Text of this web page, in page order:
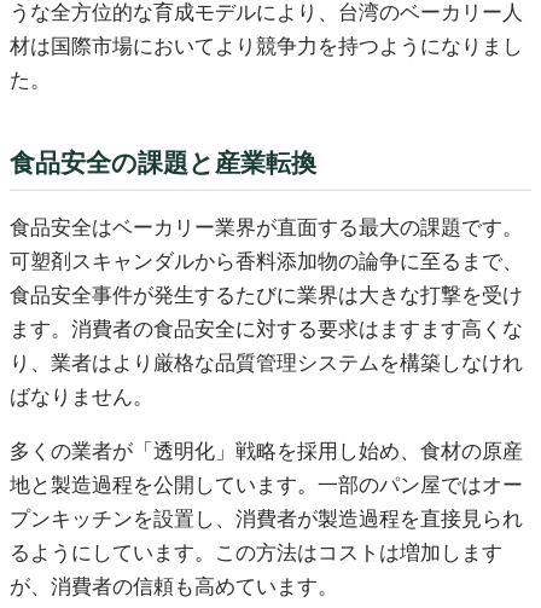
うな全方位的な育成モデルにより、台湾のベーカリー人
材は国際市場においてより競争力を持つようになりまし
た。
食品安全の課題と産業転換
食品安全はベーカリー業界が直面する最大の課題です。
可塑剤スキャンダルから香料添加物の論争に至るまで、
食品安全事件が発生するたびに業界は大きな打撃を受け
ます。消費者の食品安全に対する要求はますます高くな
り、業者はより厳格な品質管理システムを構築しなけれ
ばなりません。
多くの業者が「透明化」戦略を採用し始め、食材の原産
地と製造過程を公開しています。一部のパン屋ではオー
プンキッチンを設置し、消費者が製造過程を直接見られ
るようにしています。この方法はコストは増加します
が、消費者の信頼も高めています。